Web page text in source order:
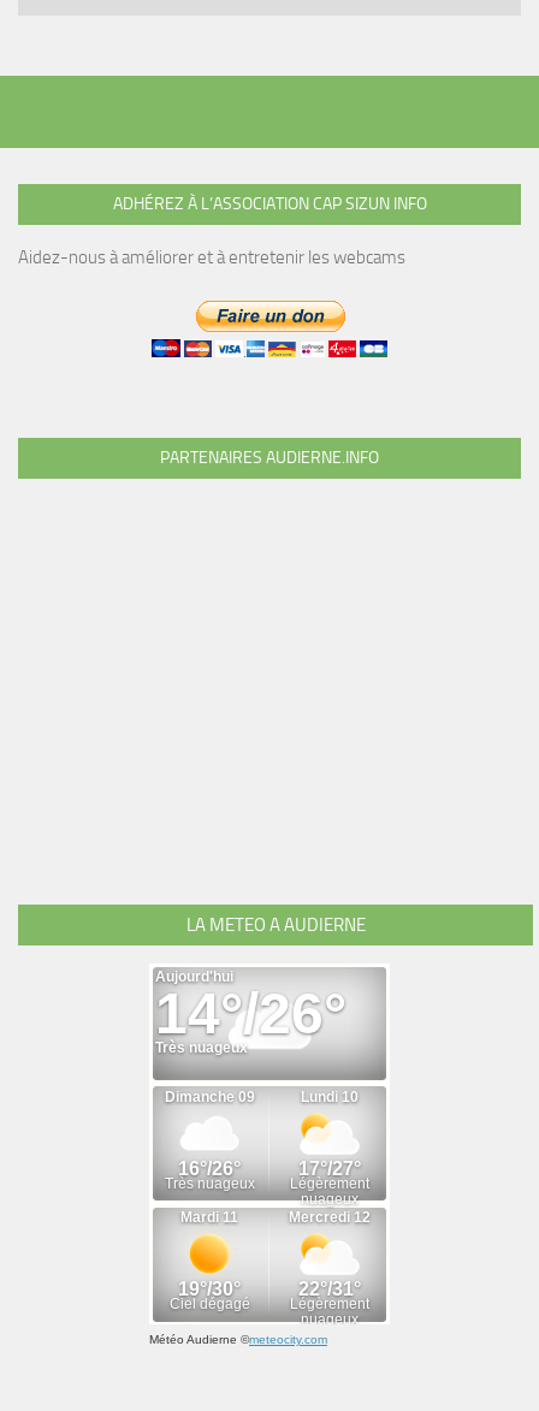
ADHÉREZ À L’ASSOCIATION CAP SIZUN INFO
Aidez-nous à améliorer et à entretenir les webcams
PARTENAIRES AUDIERNE.INFO
LA METEO A AUDIERNE
Météo Audierne ©meteocity.com